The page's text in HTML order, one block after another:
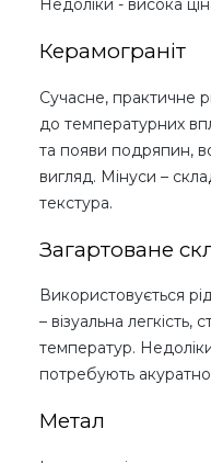
Недоліки - висока
Керамограніт
Сучасне, практичне
до температурних
та появи подряпин,
вигляд. Мінуси –
текстура.
Загартоване
Використовується
– візуальна легкість,
температур. Недоліки
потребують
Метал